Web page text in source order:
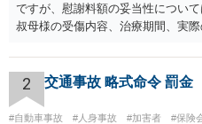
ですが、慰謝料額の妥当性につい
叔母様の受傷内容、治療期間、実
確認する必要があります。保険会
は、弁護士が介入することにより
で、以下の資料・情報を準備した
をお勧めいたします。 ・相手方保
2 交通事故 略式命令 罰金
#自動車事故 #人身事故 #加害者 #保険